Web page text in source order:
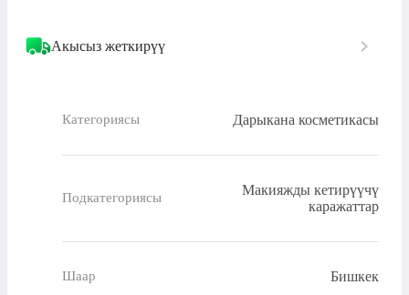
Акысыз жеткирүү
Категориясы Дарыкана косметикасы
Подкатегориясы
Макияжды кетирүүчү
каражаттар
Шаар Бишкек